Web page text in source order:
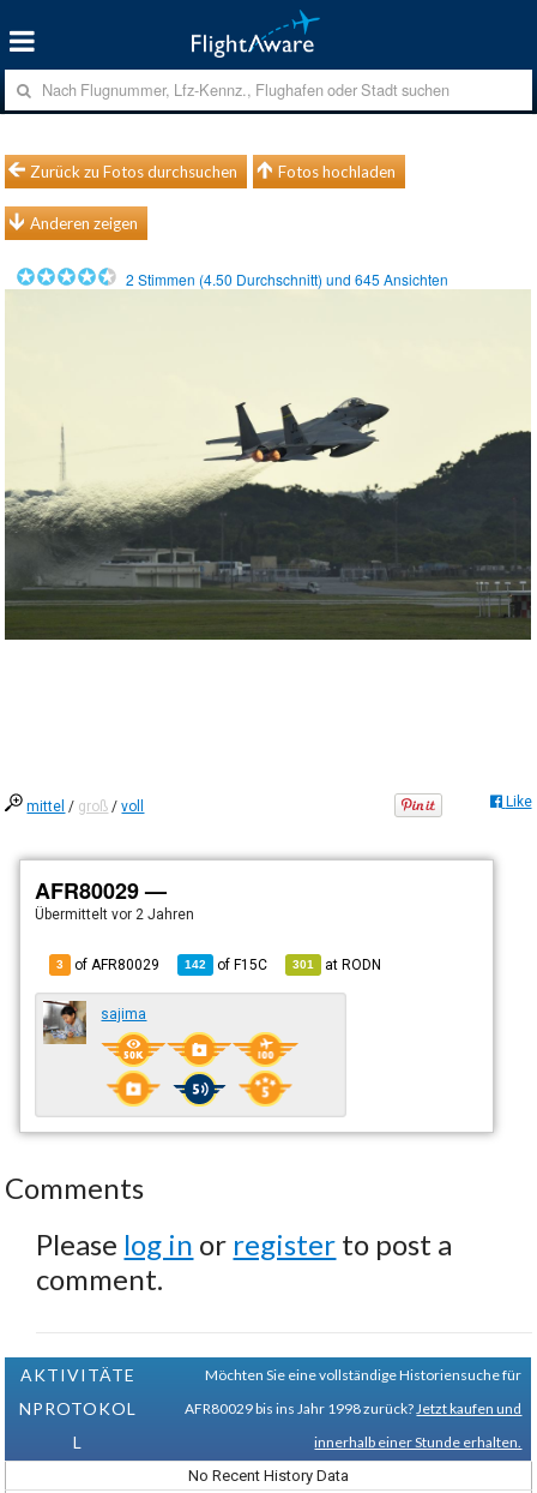
Zurück zu Fotos durchsuchen Fotos hochladen
Anderen zeigen
2 Stimmen (4.50 Durchschnitt) und645 Ansichten
mittel / groß /voll Like
AFR80029 —
Übermitteltvor 2 Jahren
3 of AFR80029 142 ofF15C 301 atRODN
sajima
Comments
Please log in or register to post a
comment.
AKTIVITÄTE
NPROTOKOL
L
Möchten Sie eine vollständige Historiensuche für
AFR80029 bis ins Jahr 1998 zurück? Jetzt kaufen und
innerhalb einer Stunde erhalten.
No Recent History Data